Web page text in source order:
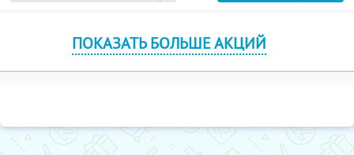
ПОКАЗАТЬ БОЛЬШЕ АКЦИЙ